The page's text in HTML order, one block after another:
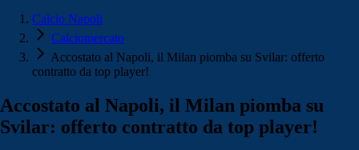
Calcio Napoli
Calciomercato
Accostato al Napoli, il Milan piomba su Svilar: offerto
contratto da top player!
Accostato al Napoli, il Milan piomba su
Svilar: offerto contratto da top player!